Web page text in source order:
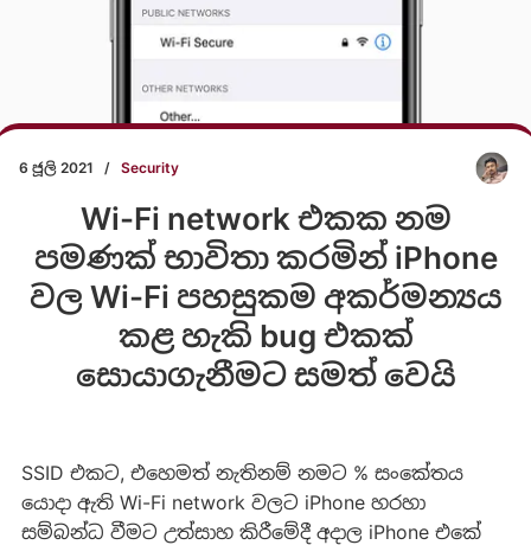
6 ජූලි 2021 / Security
Wi-Fi network එකක නම
පමණක් භාවිතා කරමින් iPhone
වල Wi-Fi පහසුකම අකර්මන්‍යය
කළ හැකි bug එකක්
සොයාගැනීමට සමත් වෙයි
SSID එකට, එහෙමත් නැතිනම් නමට % සංකේතය
ය‍ොදා ඇති Wi-Fi network වලට iPhone හරහා
සම්බන්ධ වීමට උත්සාහ කිරීමේදී අදාල iPhone එකේ